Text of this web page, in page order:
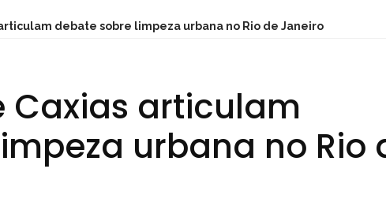
debate sobre limpeza urbana no Rio de Janeiro
Caxias articulam
urbana no Rio